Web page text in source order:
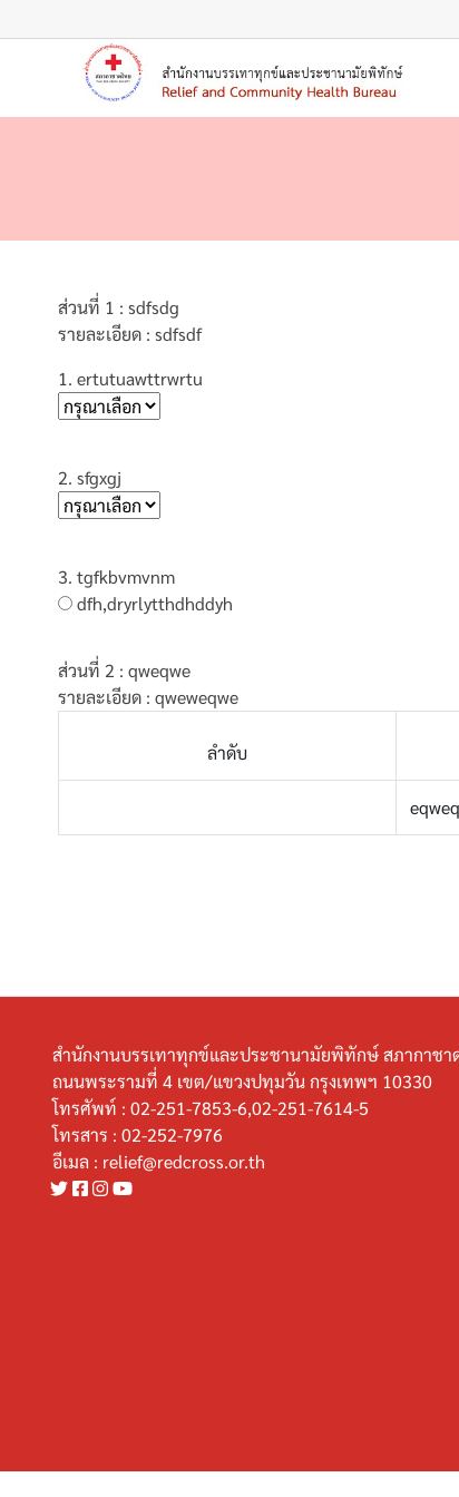
ส่วนที่ 1 : sdfsdg
รายละเอียด : sdfsdf
1. ertutuawttrwrtu
2. sfgxgj
3. tgfkbvmvnm
dfh,dryrlytthdhddyh
ส่วนที่ 2 : qweqwe
รายละเอียด : qweweqwe
ลำดับ
สำนักงานบรรเทาทุกข์และประชานามัยพิทักษ์ สภากาชา
ถนนพระรามที่ 4 เขต/แขวงปทุมวัน กรุงเทพฯ 10330
โทรศัพท์ : 02-251-7853-6,02-251-7614-5
โทรสาร : 02-252-7976
อีเมล : relief@redcross.or.th